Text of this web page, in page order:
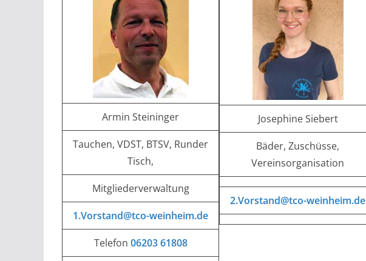
Armin Steininger
Tauchen, VDST, BTSV, Runder
Tisch,
Mitgliederverwaltung
1.Vorstand@tco-weinheim.de
Telefon 06203 61808
Josephine Siebert
Bäder, Zuschüsse,
Vereinsorganisation
2.Vorstand@tco-weinheim.de